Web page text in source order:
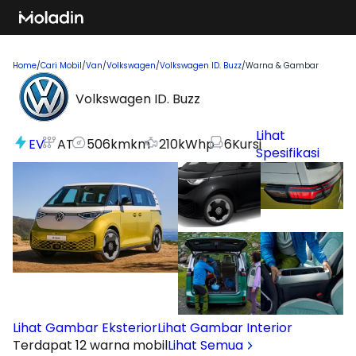
Home/Cari Mobil/Van/Volkswagen/Volkswagen ID. Buzz/Warna & Gambar
Volkswagen ID. Buzz
EV AT 506kmkm 210kWhp 6KursiLihat
Spesifikasi
Lihat Gambar EksteriorLihat Gambar Interior
Terdapat 12 warna mobilLihat Semua